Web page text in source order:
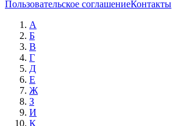
Пользовательское соглашениеКонтакты
А
Б
В
Г
Д
Е
Ж
З
И
К